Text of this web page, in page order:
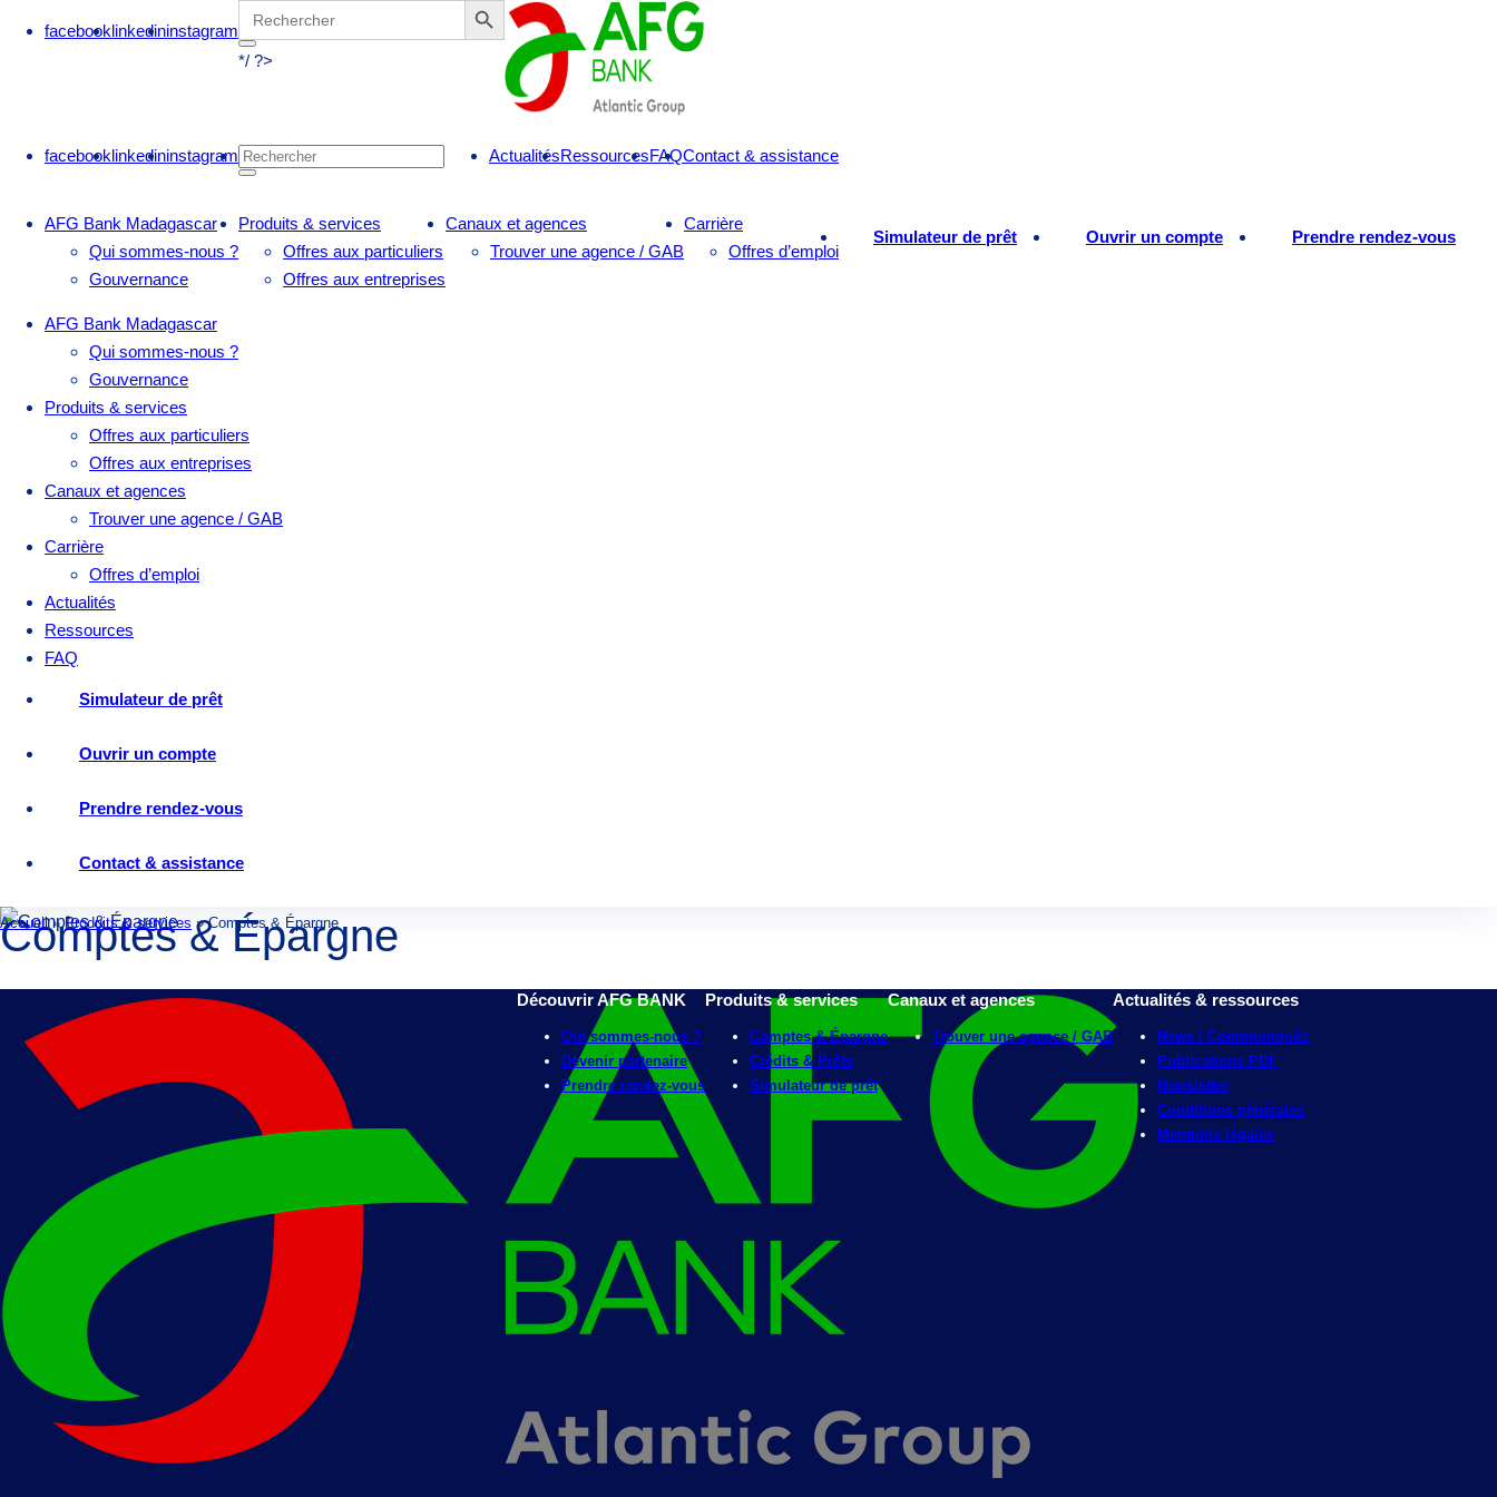
facebooklinkedininstagram
Search
for:
*/ ?>
facebooklinkedininstagram ActualitésRessourcesFAQContact & assistance
AFG Bank Madagascar
Qui sommes-nous ?
Gouvernance
Produits & services
Offres aux particuliers
Offres aux entreprises
Canaux et agences
Trouver une agence / GAB
Carrière
Offres d’emploi
Simulateur de prêt Ouvrir un compte Prendre rendez-vous
AFG Bank Madagascar
Qui sommes-nous ?
Gouvernance
Produits & services
Offres aux particuliers
Offres aux entreprises
Canaux et agences
Trouver une agence / GAB
Carrière
Offres d’emploi
Actualités
Ressources
FAQ
Simulateur de prêt
Ouvrir un compte
Prendre rendez-vous
Contact & assistance
Comptes & Épargne
Accueil»Produits & services »Comptes & Épargne
Découvrir AFG BANK
Qui sommes-nous ?
Devenir partenaire
Prendre rendez-vous
Produits & services
Comptes & Épargne
Crédits & Prêts
Simulateur de prêt
Canaux et agences
Trouver une agence / GAB
Actualités & ressources
News / Communiqués
Publications PDF
Newsletter
Conditions générales
Mentions légales